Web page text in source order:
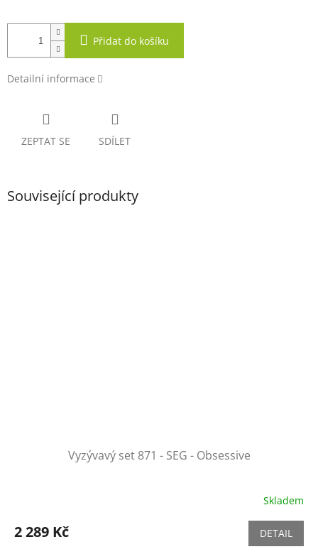
Přidat do košíku
Detailní informace
ZEPTAT SE SDÍLET
Související produkty
Vyzývavý set 871 - SEG - Obsessive
Skladem
2 289 Kč DETAIL